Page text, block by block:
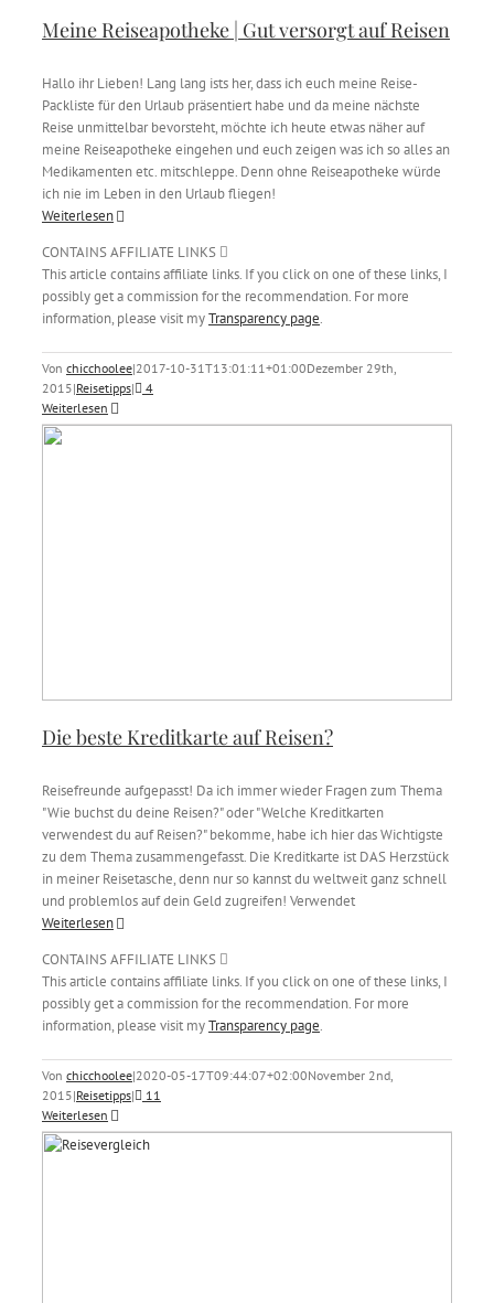
Meine Reiseapotheke | Gut versorgt auf Reisen
Hallo ihr Lieben! Lang lang ists her, dass ich euch meine Reise-
Packliste für den Urlaub präsentiert habe und da meine nächste
Reise unmittelbar bevorsteht, möchte ich heute etwas näher auf
meine Reiseapotheke eingehen und euch zeigen was ich so alles an
Medikamenten etc. mitschleppe. Denn ohne Reiseapotheke würde
ich nie im Leben in den Urlaub fliegen!
Weiterlesen
CONTAINS AFFILIATE LINKS
This article contains affiliate links. If you click on one of these links, I
possibly get a commission for the recommendation. For more
information, please visit myTransparency page.
Von chicchoolee|2017-10-31T13:01:11+01:00Dezember 29th,
2015|Reisetipps|
4
Weiterlesen
Die beste Kreditkarte auf Reisen?
Reisefreunde aufgepasst! Da ich immer wieder Fragen zum Thema
"Wie buchst du deine Reisen?" oder "Welche Kreditkarten
verwendest du auf Reisen?" bekomme, habe ich hier das Wichtigste
zu dem Thema zusammengefasst. Die Kreditkarte ist DAS Herzstück
in meiner Reisetasche, denn nur so kannst du weltweit ganz schnell
und problemlos auf dein Geld zugreifen! Verwendet
Weiterlesen
CONTAINS AFFILIATE LINKS
This article contains affiliate links. If you click on one of these links, I
possibly get a commission for the recommendation. For more
information, please visit myTransparency page.
Von chicchoolee|2020-05-17T09:44:07+02:00November 2nd,
2015|Reisetipps|
11
Weiterlesen